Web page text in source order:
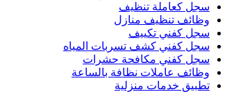
سجل كعاملة تنظيف
وظائف تنظيف منازل
سجل كفني تكييف
سجل كفني كشف تسربات المياه
سجل كفني مكافحة حشرات
وظائف عاملات نظافة بالساعة
تطبيق خدمات منزلية